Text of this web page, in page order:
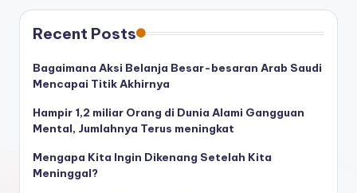
Recent Posts
Bagaimana Aksi Belanja Besar-besaran Arab Saudi
Mencapai Titik Akhirnya
Hampir 1,2 miliar Orang di Dunia Alami Gangguan
Mental, Jumlahnya Terus meningkat
Mengapa Kita Ingin Dikenang Setelah Kita
Meninggal?